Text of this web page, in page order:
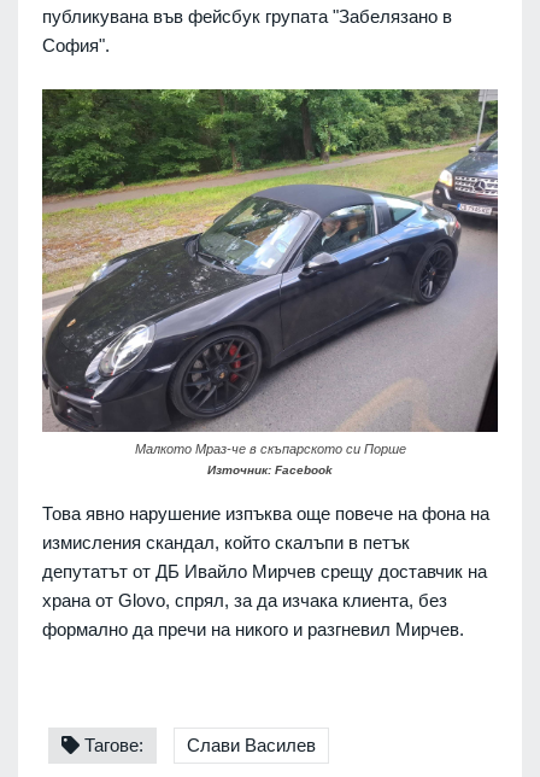
публикувана във фейсбук групата "Забелязано в
София".
Малкото Мраз-че в скъпарското си Порше
Източник: Facebook
Това явно нарушение изпъква още повече на фона на
измисления скандал, който скалъпи в петък
депутатът от ДБ Ивайло Мирчев срещу доставчик на
храна от Glovo, спрял, за да изчака клиента, без
формално да пречи на никого и разгневил Мирчев.
Тагове: Слави Василев